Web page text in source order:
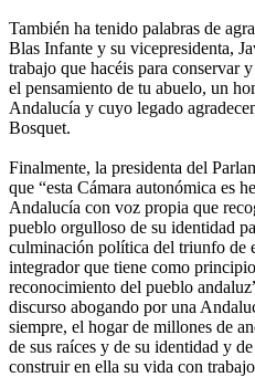
También ha tenido palabras de
Blas Infante y su vicepresidenta,
trabajo que hacéis para conservar
el pensamiento de tu abuelo, un
Andalucía y cuyo legado
Bosquet.
Finalmente, la presidenta del
que “esta Cámara autonómica es
Andalucía con voz propia que
pueblo orgulloso de su identidad
culminación política del triunfo de
integrador que tiene como
reconocimiento del pueblo
discurso abogando por una
siempre, el hogar de millones de
de sus raíces y de su identidad y
construir en ella su vida con